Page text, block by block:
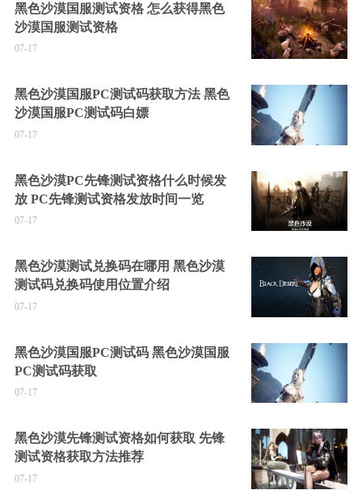
黑色沙漠国服测试资格 怎么获得黑色
沙漠国服测试资格
07-17
黑色沙漠国服PC测试码获取方法 黑色
沙漠国服PC测试码白嫖
07-17
黑色沙漠PC先锋测试资格什么时候发
放 PC先锋测试资格发放时间一览
07-17
黑色沙漠测试兑换码在哪用 黑色沙漠
测试码兑换码使用位置介绍
07-17
黑色沙漠国服PC测试码 黑色沙漠国服
PC测试码获取
07-17
黑色沙漠先锋测试资格如何获取 先锋
测试资格获取方法推荐
07-17